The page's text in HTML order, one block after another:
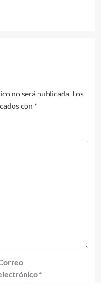
no será publicada. Los
con *
*